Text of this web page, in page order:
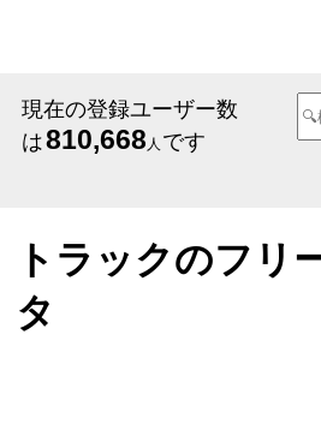
現在の登録ユーザー数
は810,668 人 です
トラックのフリ
タ